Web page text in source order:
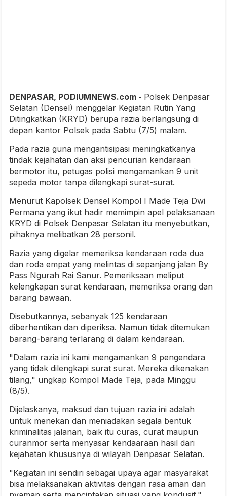
DENPASAR, PODIUMNEWS.com - Polsek Denpasar
Selatan (Densel) menggelar Kegiatan Rutin Yang
Ditingkatkan (KRYD) berupa razia berlangsung di
depan kantor Polsek pada Sabtu (7/5) malam.
Pada razia guna mengantisipasi meningkatkanya
tindak kejahatan dan aksi pencurian kendaraan
bermotor itu, petugas polisi mengamankan 9 unit
sepeda motor tanpa dilengkapi surat-surat.
Menurut Kapolsek Densel Kompol I Made Teja Dwi
Permana yang ikut hadir memimpin apel pelaksanaan
KRYD di Polsek Denpasar Selatan itu menyebutkan,
pihaknya melibatkan 28 personil.
Razia yang digelar memeriksa kendaraan roda dua
dan roda empat yang melintas di sepanjang jalan By
Pass Ngurah Rai Sanur. Pemeriksaan meliput
kelengkapan surat kendaraan, memeriksa orang dan
barang bawaan.
Disebutkannya, sebanyak 125 kendaraan
diberhentikan dan diperiksa. Namun tidak ditemukan
barang-barang terlarang di dalam kendaraan.
"Dalam razia ini kami mengamankan 9 pengendara
yang tidak dilengkapi surat surat. Mereka dikenakan
tilang," ungkap Kompol Made Teja, pada Minggu
(8/5).
Dijelaskanya, maksud dan tujuan razia ini adalah
untuk menekan dan meniadakan segala bentuk
kriminalitas jalanan, baik itu curas, curat maupun
curanmor serta menyasar kendaaraan hasil dari
kejahatan khususnya di wilayah Denpasar Selatan.
"Kegiatan ini sendiri sebagai upaya agar masyarakat
bisa melaksanakan aktivitas dengan rasa aman dan